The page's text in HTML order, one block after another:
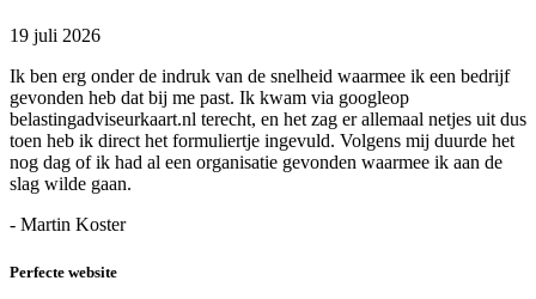
19 juli 2026
Ik ben erg onder de indruk van de snelheid waarmee ik een bedrijf
gevonden heb dat bij me past. Ik kwam via googleop
belastingadviseurkaart.nl terecht, en het zag er allemaal netjes uit dus
toen heb ik direct het formuliertje ingevuld. Volgens mij duurde het
nog dag of ik had al een organisatie gevonden waarmee ik aan de
slag wilde gaan.
- Martin Koster
Perfecte website